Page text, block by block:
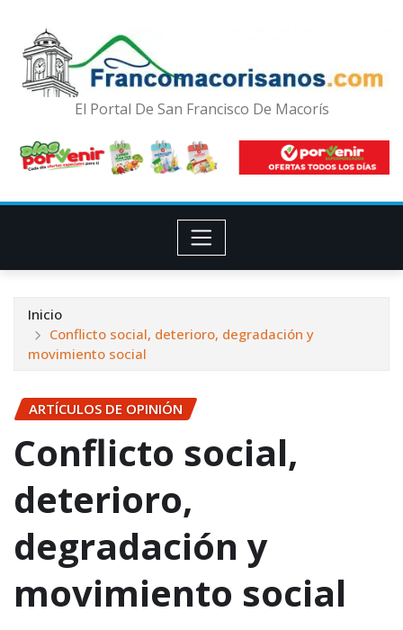
El Portal De San Francisco De Macorís
Inicio
Conflicto social, deterioro, degradación y
movimiento social
ARTÍCULOS DE OPINIÓN
Conflicto social,
deterioro,
degradación y
movimiento social